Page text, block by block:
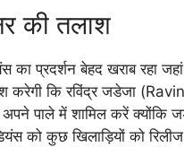
की तलाश
प्रदर्शन बेहद खराब रहा
करेगी कि रविंद्र जडेजा
पाले में शामिल करें क्योंकि
को कुछ खिलाड़ियों को